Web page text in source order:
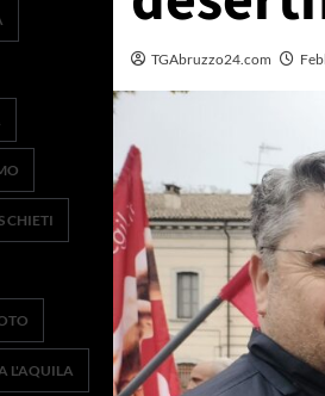
TGAbruzzo24.com
CHIETI
L'AQUILA